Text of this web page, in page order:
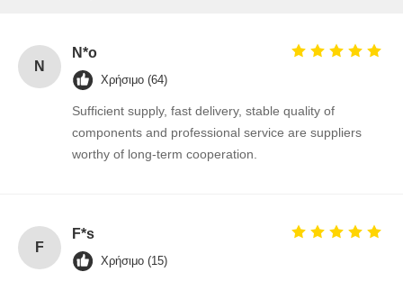
N
N*o
Χρήσιμο (64)
Sufficient supply, fast delivery, stable quality of
components and professional service are suppliers
worthy of long-term cooperation.
F
F*s
Χρήσιμο (15)